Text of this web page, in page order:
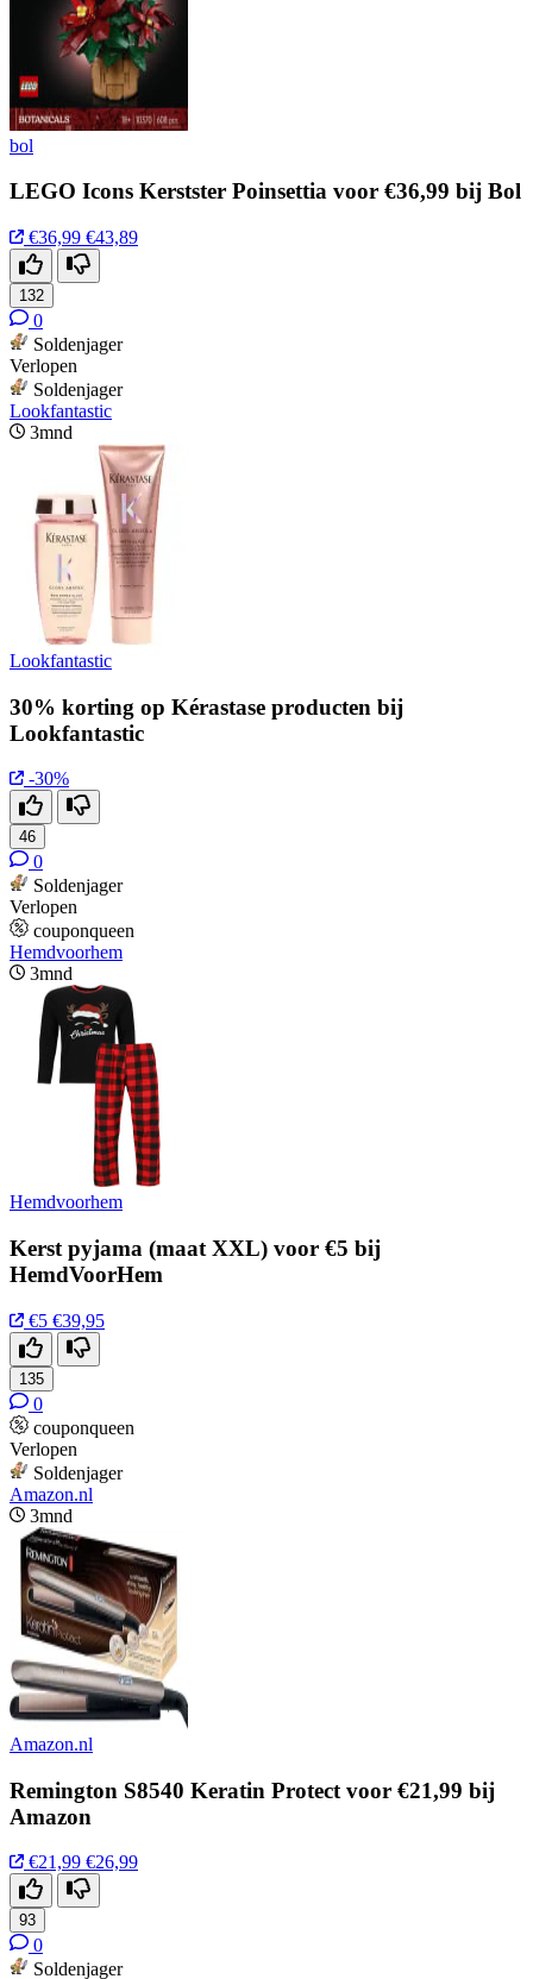
bol
LEGO Icons Kerstster Poinsettia voor €36,99 bij Bol
€36,99 €43,89
132
0
Soldenjager
Verlopen
Soldenjager
Lookfantastic
3mnd
Lookfantastic
30% korting op Kérastase producten bij
Lookfantastic
-30%
46
0
Soldenjager
Verlopen
couponqueen
Hemdvoorhem
3mnd
Hemdvoorhem
Kerst pyjama (maat XXL) voor €5 bij
HemdVoorHem
€5 €39,95
135
0
couponqueen
Verlopen
Soldenjager
Amazon.nl
3mnd
Amazon.nl
Remington S8540 Keratin Protect voor €21,99 bij
Amazon
€21,99 €26,99
93
0
Soldenjager